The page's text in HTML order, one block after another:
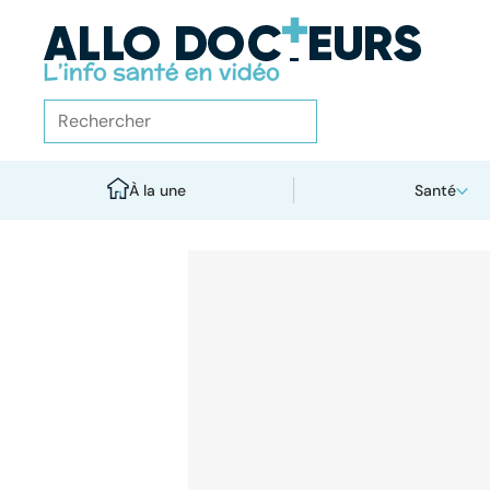
À la une Santé